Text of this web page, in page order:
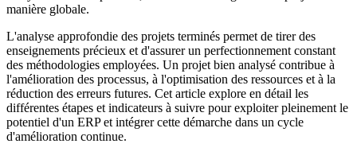
manière globale.
L'analyse approfondie des projets terminés permet de tirer des
enseignements précieux et d'assurer un perfectionnement constant
des méthodologies employées. Un projet bien analysé contribue à
l'amélioration des processus, à l'optimisation des ressources et à la
réduction des erreurs futures. Cet article explore en détail les
différentes étapes et indicateurs à suivre pour exploiter pleinement le
potentiel d'un ERP et intégrer cette démarche dans un cycle
d'amélioration continue.